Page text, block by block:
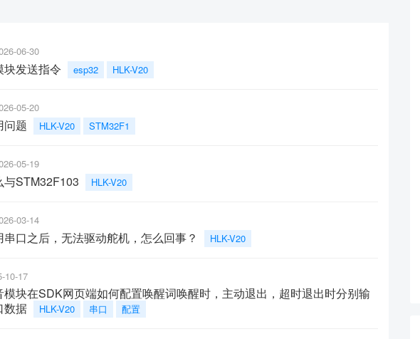
06-30
发送指令 esp32 HLK-V20
05-20
问题 HLK-V20 STM32F1
05-19
与STM32F103 HLK-V20
03-14
串口之后，无法驱动舵机，怎么回事？ HLK-V20
10-17
模块在SDK网页端如何配置唤醒词唤醒时，主动退出，超时退出时分别输
数据
HLK-V20 串口 配置